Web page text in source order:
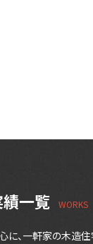
一覧
に、一軒家の木造